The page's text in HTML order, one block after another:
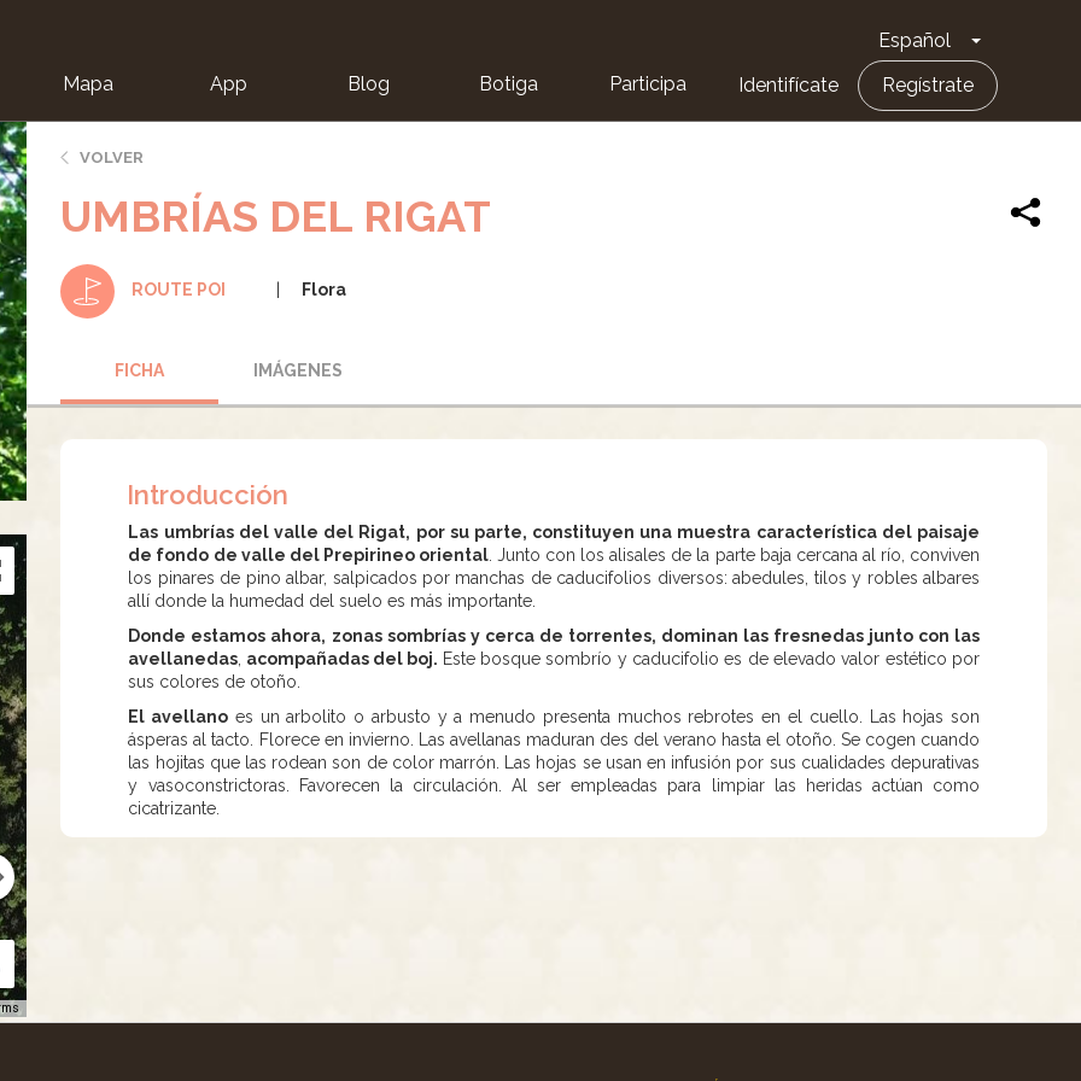
Español Toggle
Mapa App Blog Botiga Participa Identifícate Regístrate
VOLVER
UMBRÍAS DEL RIGAT
ROUTE POI Flora
FICHA IMÁGENES
Introducción
Las umbrías del valle del Rigat, por su parte, constituyen una muestra característica del paisaje
de fondo de valle del Prepirineo oriental. Junto con los alisales de la parte baja cercana al río, conviven
los pinares de pino albar, salpicados por manchas de caducifolios diversos: abedules, tilos y robles albares
allí donde la humedad del suelo es más importante.
Donde estamos ahora, zonas sombrías y cerca de torrentes, dominan las fresnedas junto con las
avellanedas acompañadas del boj. Este bosque sombrío y caducifolio es de elevado valor estético por
sus colores de otoño.
El avellano es un arbolito o arbusto y a menudo presenta muchos rebrotes en el cuello. Las hojas son
ásperas al tacto. Florece en invierno. Las avellanas maduran des del verano hasta el otoño. Se cogen cuando
las hojitas que las rodean son de color marrón. Las hojas se usan en infusión por sus cualidades depurativas
y vasoconstrictoras. Favorecen la circulación. Al ser empleadas para limpiar las heridas actúan como
cicatrizante.